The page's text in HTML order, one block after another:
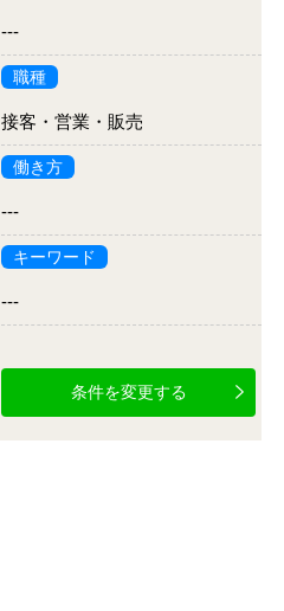
---
職種
接客・営業・販売
働き方
---
キーワード
---
条件を変更する